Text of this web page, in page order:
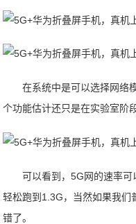
在系统中是可以选择网络
个功能估计还只是在实验室阶段
可以看到，5G网的速率
轻松跑到1.3G，当然如果我们
错了。